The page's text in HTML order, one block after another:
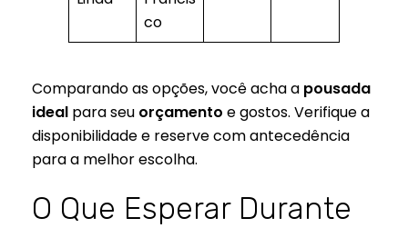
co
Comparando as opções, você acha a pousada
ideal para seu orçamento e gostos. Verifique a
disponibilidade e reserve com antecedência
para a melhor escolha.
O Que Esperar Durante